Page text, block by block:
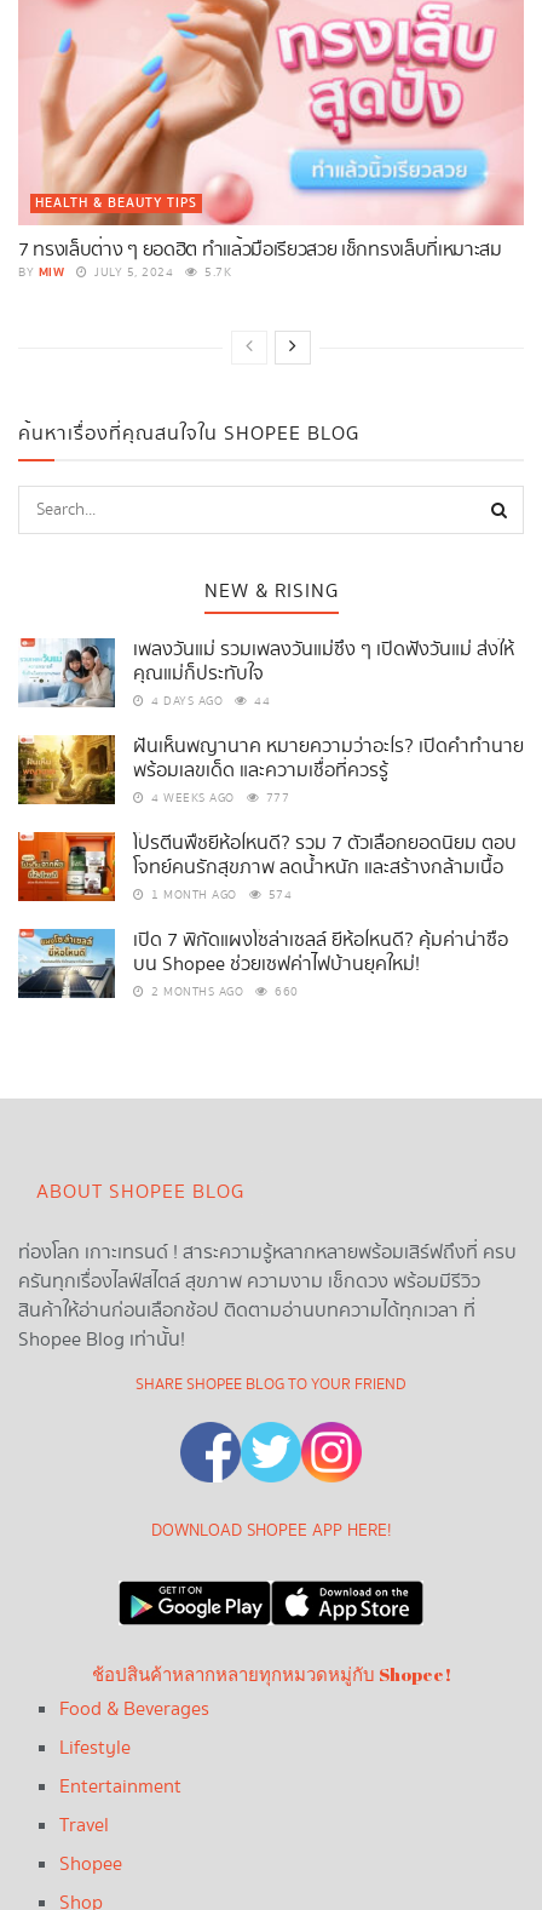
HEALTH & BEAUTY TIPS
7 ทรงเล็บต่าง ๆ ยอดฮิต ทำแล้วมือเรียวสวย เช็กทรงเล็บที่เหมาะสม
BY MIW JULY 5, 2024 5.7K
ค้นหาเรื่องที่คุณสนใจใน SHOPEE BLOG
NEW & RISING
เพลงวันแม่ รวมเพลงวันแม่ซึ้ง ๆ เปิดฟังวันแม่ ส่งให้
คุณแม่ก็ประทับใจ
4 DAYS AGO 44
ฝันเห็นพญานาค หมายความว่าอะไร? เปิดคำทำนาย
พร้อมเลขเด็ด และความเชื่อที่ควรรู้
4 WEEKS AGO 777
โปรตีนพืชยี่ห้อไหนดี? รวม 7 ตัวเลือกยอดนิยม ตอบ
โจทย์คนรักสุขภาพ ลดน้ำหนัก และสร้างกล้ามเนื้อ
1 MONTH AGO 574
เปิด 7 พิกัดแผงโซล่าเซลล์ ยี่ห้อไหนดี? คุ้มค่าน่าซื้อ
บน Shopee ช่วยเซฟค่าไฟบ้านยุคใหม่!
2 MONTHS AGO 660
ABOUT SHOPEE BLOG
ท่องโลก เกาะเทรนด์ ! สาระความรู้หลากหลายพร้อมเสิร์ฟถึงที่ ครบ
ครันทุกเรื่องไลฟ์สไตล์ สุขภาพ ความงาม เช็กดวง พร้อมมีรีวิว
สินค้าให้อ่านก่อนเลือกช้อป ติดตามอ่านบทความได้ทุกเวลา ที่
Shopee Blog เท่านั้น!
SHARE SHOPEE BLOG TO YOUR FRIEND
DOWNLOAD SHOPEE APP HERE!
ช้อปสินค้าหลากหลายทุกหมวดหมู่กับ Shopee!
Food & Beverages
Lifestyle
Entertainment
Travel
Shopee
Shop